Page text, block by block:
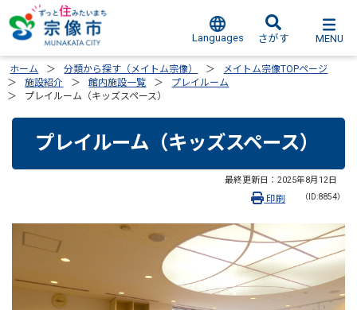
Languages さがす MENU
ホーム 分類から探す（メイトム宗像）
メイトム宗像TOPページ
施設紹介
館内施設一覧
プレイルーム
プレイルーム（キッズスペース）
プレイルーム（キッズスペース）
最終更新日： 2025年8月12日
（ID:8854）
印刷